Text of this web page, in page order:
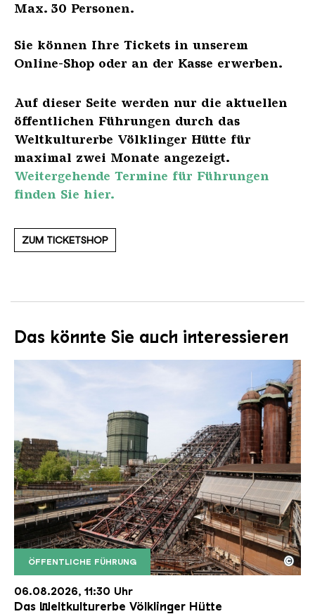
Max. 30 Personen.
Sie können Ihre Tickets in unserem
Online-Shop oder an der Kasse erwerben.
Auf dieser Seite werden nur die aktuellen
öffentlichen Führungen durch das
Weltkulturerbe Völklinger Hütte für
maximal zwei Monate angezeigt.
Weitergehende Termine für Führungen
finden Sie hier.
ZUM TICKETSHOP
Das könnte Sie auch interessieren
ÖFFENTLICHE FÜHRUNG
Der Erzschrägaufzug der Völklinger Hütte mit
Copyright: Weltkulturerbe Völklinger Hütte | Karl
©
06.08.2026, 11:30 Uhr
Das Weltkulturerbe Völklinger Hütte